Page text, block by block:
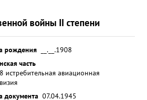
войны II степени
рождения
__.__.1908
часть
истребительная авиационная
документа 07.04.1945